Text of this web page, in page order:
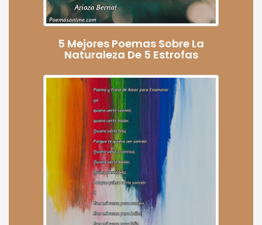
5 Mejores Poemas Sobre La
Naturaleza De 5 Estrofas